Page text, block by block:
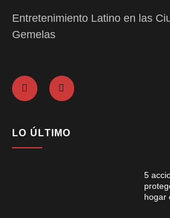
Entretenimiento Latino en las
Gemelas
LO ÚLTIMO
5
hogar